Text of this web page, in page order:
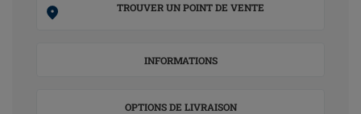
TROUVER UN POINT DE VENTE
INFORMATIONS
OPTIONS DE LIVRAISON